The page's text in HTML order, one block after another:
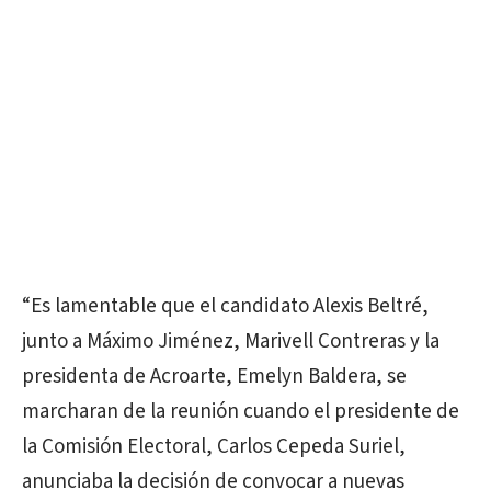
“Es lamentable que el candidato Alexis Beltré,
junto a Máximo Jiménez, Marivell Contreras y la
presidenta de Acroarte, Emelyn Baldera, se
marcharan de la reunión cuando el presidente de
la Comisión Electoral, Carlos Cepeda Suriel,
anunciaba la decisión de convocar a nuevas